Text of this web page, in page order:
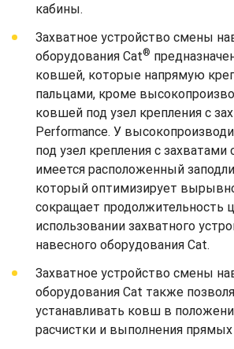
кабины.
Захватное устройство смены
оборудования Cat®
ковшей, которые напрямую
пальцами, кроме
ковшей под узел крепления с
Performance. У
под узел крепления с захватами
имеется расположенный
который оптимизирует
сокращает продолжительность
использовании захватного
навесного оборудования Cat.
Захватное устройство смены
оборудования Cat также
устанавливать ковш в
расчистки и выполнения прямых